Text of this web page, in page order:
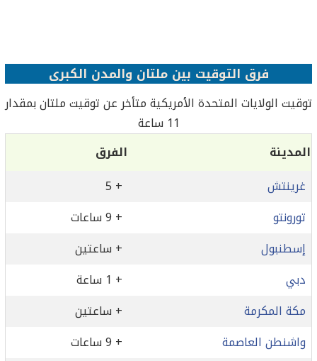
فرق التوقيت بين ملتان والمدن الكبرى
توقيت الولايات المتحدة الأمريكية متأخر عن توقيت ملتان بمقدار
11 ساعة
المدينة
الفرق
غرينتش
+ 5
تورونتو
+ 9 ساعات
إسطنبول
+ ساعتين
دبي
+ 1 ساعة
مكة المكرمة
+ ساعتين
واشنطن العاصمة
+ 9 ساعات